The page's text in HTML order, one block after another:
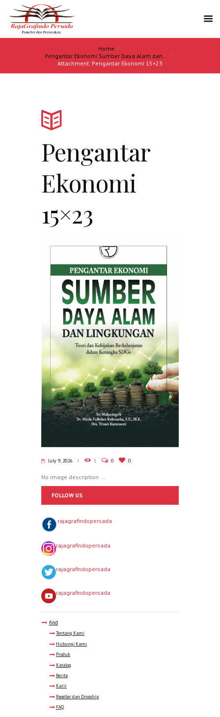
Home
Pengantar Ekonomi Sumber Daya Alam dan...
Attachment: Pengantar Ekonomi 15×23
Pengantar
Ekonomi
15×23
July 9, 2026 1 0 0
No image description ...
FOLLOW US
rajagrafindopersada
rajagrafindopersada
rajagrafindopersada
rajagrafindopersada
find
Tentang Kami
Hubungi Kami
Produk
Katalog
Berita
Karir
Reseller dan Dropship
FAQ